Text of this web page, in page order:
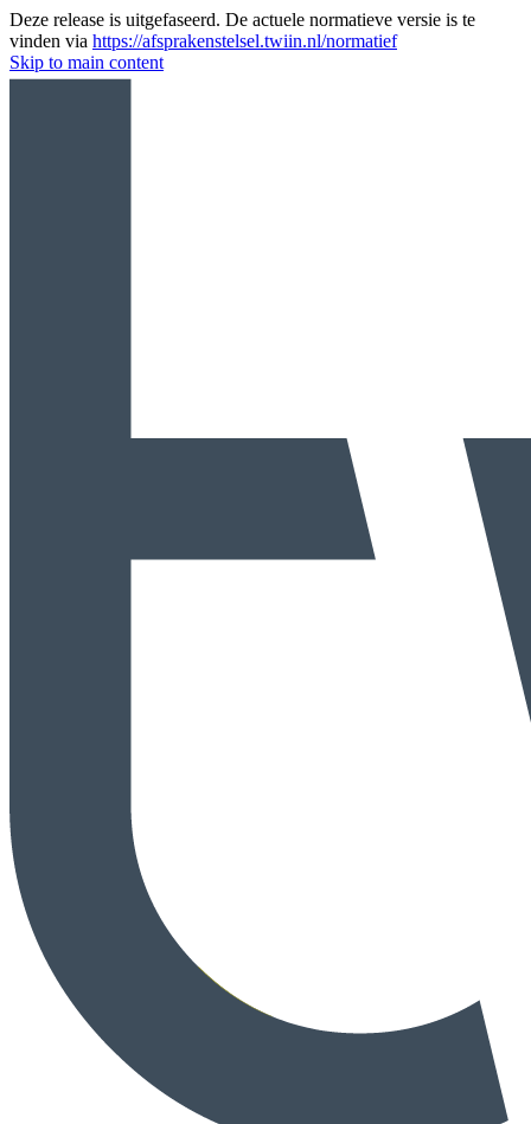
Deze release is uitgefaseerd. De actuele normatieve versie is te
vinden via https://afsprakenstelsel.twiin.nl/normatief
Skip to main content